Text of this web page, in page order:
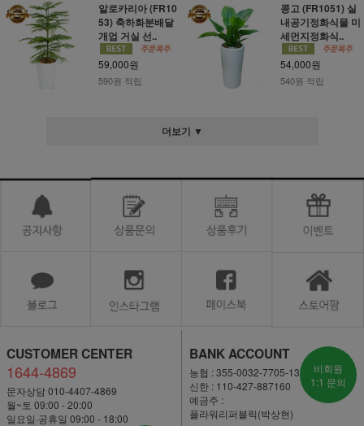
알로카리아 (FR10
53) 축하화분배달
개업 거실 선..
59,000원
590원 적립
콩고 (FR1051) 실
내공기정화식물 미
세먼지정화식..
54,000원
540원 적립
더보기 ▼
CUSTOMER CENTER
1644-4869
문자상담 010-4407-4869
월~토 09:00 - 20:00
일요일·공휴일 09:00 - 18:00
BANK ACCOUNT
농협 : 355-0032-7705-13
신한 : 110-427-887160
예금주 :
플라워리퍼블릭(박상현)
비회원
1:1 문의